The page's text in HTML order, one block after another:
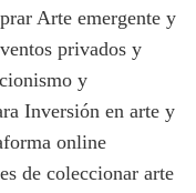
Arte emergente y
privados y
y
Inversión en arte y
online
de coleccionar arte